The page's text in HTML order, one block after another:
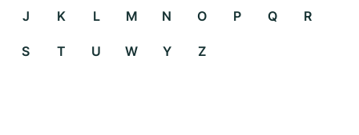
J K L M N O P Q R
S T U W Y Z